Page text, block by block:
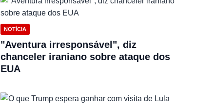
NOTÍCIA
"Aventura irresponsável", diz
chanceler iraniano sobre ataque dos
EUA